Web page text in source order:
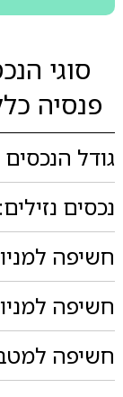
סוגי
פנסיה
גודל
נכסים נזילים:
חשיפה
חשיפה
חשיפה